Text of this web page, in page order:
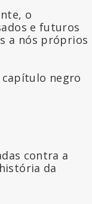
o
e futuros
a nós próprios
negro
contra a
da